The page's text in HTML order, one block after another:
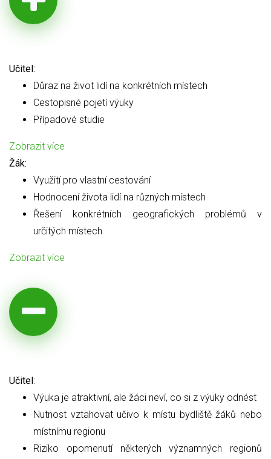
Učitel:
Důraz na život lidí na konkrétních místech
Cestopisné pojetí výuky
Případové studie
Zobrazit více
Žák:
Využití pro vlastní cestování
Hodnocení života lidí na různých místech
Řešení konkrétních geografických problémů v
určitých místech
Zobrazit více
Učitel :
Výuka je atraktivní, ale žáci neví, co si z výuky odnést
Nutnost vztahovat učivo k místu bydliště žáků nebo
místnímu regionu
Riziko opomenutí některých významných regionů